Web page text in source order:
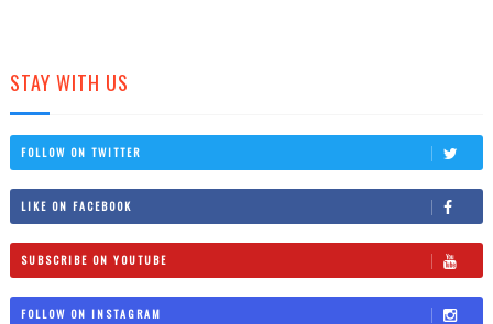
STAY WITH US
FOLLOW ON TWITTER
LIKE ON FACEBOOK
SUBSCRIBE ON YOUTUBE
FOLLOW ON INSTAGRAM